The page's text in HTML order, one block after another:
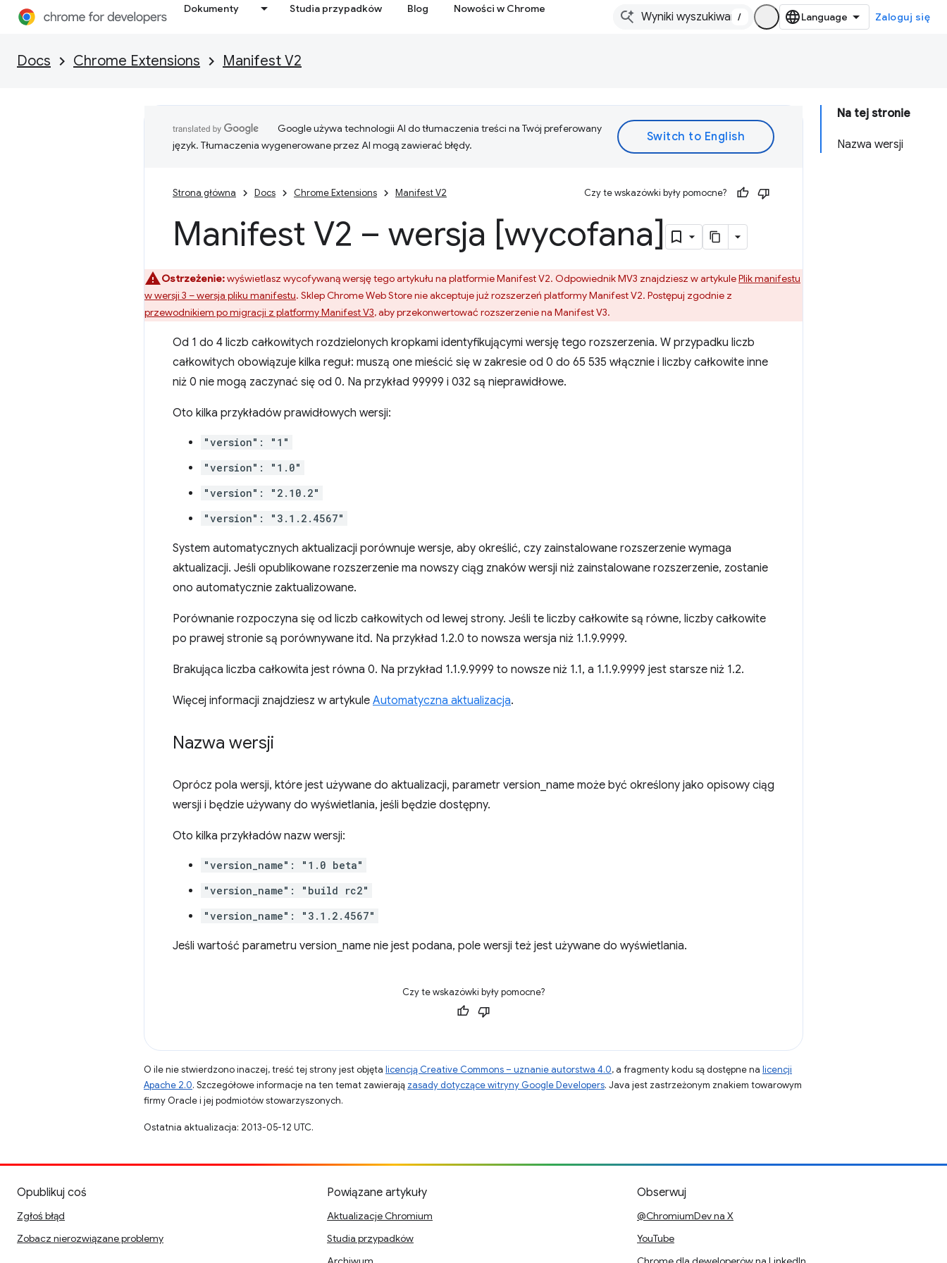
Dokumenty Studia przypadków Blog Nowości w Chrome
/ Zaloguj się
Docs Chrome Extensions Manifest V2
Na tej stronie
Nazwa wersji
Google używa technologii AI do tłumaczenia treści na Twój preferowany
język. Tłumaczenia wygenerowane przez AI mogą zawierać błędy.
Strona główna Docs Chrome Extensions Manifest V2 Czy te wskazówki były pomocne?
Manifest V2 – wersja [wycofana]
Ostrzeżenie:wyświetlasz wycofywaną wersję tego artykułu na platformie Manifest V2. Odpowiednik MV3 znajdziesz w artykulePlik manifestu
w wersji 3 – wersja pliku manifestu. Sklep Chrome Web Store nie akceptuje już rozszerzeń platformy Manifest V2. Postępuj zgodnie z
przewodnikiem po migracji z platformy Manifest V3, aby przekonwertować rozszerzenie na Manifest V3.
Od 1 do 4 liczb całkowitych rozdzielonych kropkami identyfikującymi wersję tego rozszerzenia. W przypadku liczb
całkowitych obowiązuje kilka reguł: muszą one mieścić się w zakresie od 0 do 65 535 włącznie i liczby całkowite inne
niż 0 nie mogą zaczynać się od 0. Na przykład 99999 i 032 są nieprawidłowe.
Oto kilka przykładów prawidłowych wersji:
"version": "1"
"version": "1.0"
"version": "2.10.2"
"version": "3.1.2.4567"
System automatycznych aktualizacji porównuje wersje, aby określić, czy zainstalowane rozszerzenie wymaga
aktualizacji. Jeśli opublikowane rozszerzenie ma nowszy ciąg znaków wersji niż zainstalowane rozszerzenie, zostanie
ono automatycznie zaktualizowane.
Porównanie rozpoczyna się od liczb całkowitych od lewej strony. Jeśli te liczby całkowite są równe, liczby całkowite
po prawej stronie są porównywane itd. Na przykład 1.2.0 to nowsza wersja niż 1.1.9.9999.
Brakująca liczba całkowita jest równa 0. Na przykład 1.1.9.9999 to nowsze niż 1.1, a 1.1.9.9999 jest starsze niż 1.2.
Więcej informacji znajdziesz w artykule Automatyczna aktualizacja.
Nazwa wersji
Oprócz pola wersji, które jest używane do aktualizacji, parametr version_name może być określony jako opisowy ciąg
wersji i będzie używany do wyświetlania, jeśli będzie dostępny.
Oto kilka przykładów nazw wersji:
"version_name": "1.0 beta"
"version_name": "build rc2"
"version_name": "3.1.2.4567"
Jeśli wartość parametru version_name nie jest podana, pole wersji też jest używane do wyświetlania.
Czy te wskazówki były pomocne?
O ile nie stwierdzono inaczej, treść tej strony jest objęta licencją Creative Commons – uznanie autorstwa 4.0, a fragmenty kodu są dostępne na licencji
Apache 2.0. Szczegółowe informacje na ten temat zawierają zasady dotyczące witryny Google Developers. Java jest zastrzeżonym znakiem towarowym
firmy Oracle i jej podmiotów stowarzyszonych.
Ostatnia aktualizacja: 2013-05-12 UTC.
Opublikuj coś
Zgłoś błąd
Zobacz nierozwiązane problemy
Powiązane artykuły
Aktualizacje Chromium
Studia przypadków
Obserwuj
@ChromiumDev na X
YouTube